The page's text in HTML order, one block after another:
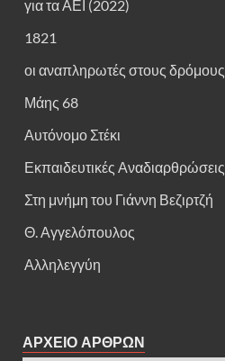
για τα ΑΕΙ (2022)
1821
οι αναπληρωτές στους δρόμους
Μάης 68
Αυτόνομο Στέκι
Εκπαιδευτικές Αναδιαρθρώσεις
Στη μνήμη του Γιάννη Βεζιρτζή
Θ. Αγγελόπουλος
Αλληλεγγύη
ΑΡΧΕΙΟ ΑΡΘΡΩΝ